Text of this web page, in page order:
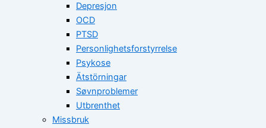
Depresjon
OCD
PTSD
Personlighetsforstyrrelse
Psykose
Ätstörningar
Søvnproblemer
Utbrenthet
Missbruk